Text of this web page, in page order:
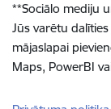
**Sociālo mediju
Jūs varētu
mājaslapai
Maps, PowerBI